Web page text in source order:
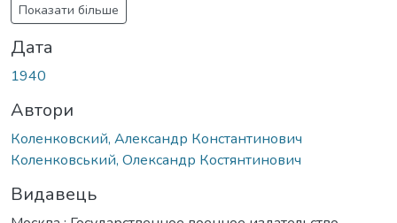
Показати більше
Дата
1940
Автори
Коленковский, Александр Константинович
Коленковський, Олександр Костянтинович
Видавець